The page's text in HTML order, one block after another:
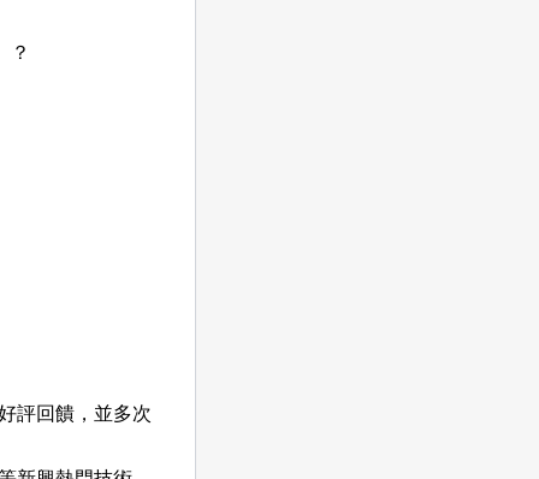
？
評回饋，並多次